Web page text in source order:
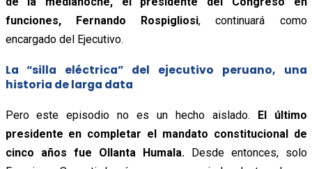
funciones, Fernando Rospigliosi, continuará como
encargado del Ejecutivo.
La “silla eléctrica” del ejecutivo peruano, una
historia de larga data
Pero este episodio no es un hecho aislado.
El último
presidente en completar el mandato constitucional de
cinco años fue Ollanta Humala.Desde entonces, solo